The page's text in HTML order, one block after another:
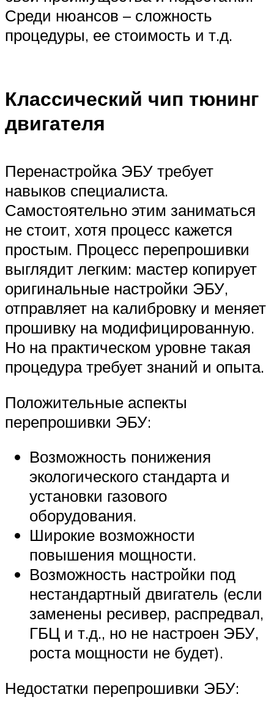
Среди нюансов – сложность
процедуры, ее стоимость и т.д.
Классический чип тюнинг
двигателя
Перенастройка ЭБУ требует
навыков специалиста.
Самостоятельно этим заниматься
не стоит, хотя процесс кажется
простым. Процесс перепрошивки
выглядит легким: мастер копирует
оригинальные настройки ЭБУ,
отправляет на калибровку и меняет
прошивку на модифицированную.
Но на практическом уровне такая
процедура требует знаний и опыта.
Положительные аспекты
перепрошивки ЭБУ:
Возможность понижения
экологического стандарта и
установки газового
оборудования.
Широкие возможности
повышения мощности.
Возможность настройки под
нестандартный двигатель (если
заменены ресивер, распредвал,
ГБЦ и т.д., но не настроен ЭБУ,
роста мощности не будет).
Недостатки перепрошивки ЭБУ: